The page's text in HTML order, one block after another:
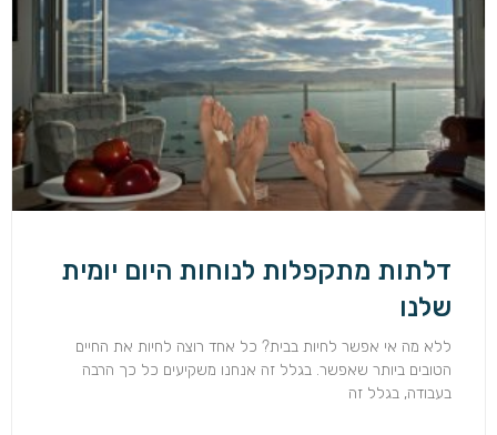
דלתות מתקפלות לנוחות היום יומית
שלנו
ללא מה אי אפשר לחיות בבית? כל אחד רוצה לחיות את החיים
הטובים ביותר שאפשר. בגלל זה אנחנו משקיעים כל כך הרבה
בעבודה, בגלל זה